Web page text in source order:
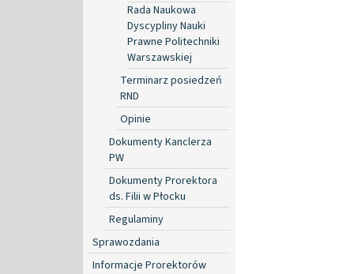
Rada Naukowa
Dyscypliny Nauki
Prawne Politechniki
Warszawskiej
Terminarz posiedzeń
RND
Opinie
Dokumenty Kanclerza
PW
Dokumenty Prorektora
ds. Filii w Płocku
Regulaminy
Sprawozdania
Informacje Prorektorów